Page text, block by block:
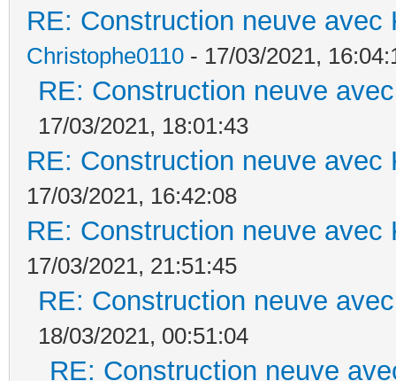
RE: Construction neuve avec
Christophe0110 - 17/03/2021,
RE: Construction neuve
17/03/2021, 18:01:43
RE: Construction neuve avec
17/03/2021, 16:42:08
RE: Construction neuve avec
17/03/2021, 21:51:45
RE: Construction neuve
18/03/2021, 00:51:04
RE: Construction neuve